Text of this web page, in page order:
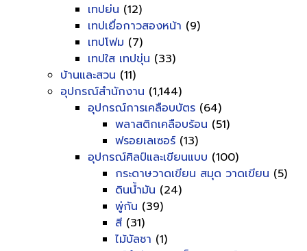
เทปย่น (12)
เทปเยื่อกาวสองหน้า (9)
เทปโฟม (7)
เทปใส เทปขุ่น (33)
บ้านและสวน (11)
อุปกรณ์สำนักงาน (1,144)
อุปกรณ์การเคลือบบัตร (64)
พลาสติกเคลือบร้อน (51)
ฟรอยเลเซอร์ (13)
อุปกรณ์ศิลป์และเขียนแบบ (100)
กระดาษวาดเขียน สมุด วาดเขียน (5)
ดินน้ำมัน (24)
พู่กัน (39)
สี (31)
ไม้บัลชา (1)